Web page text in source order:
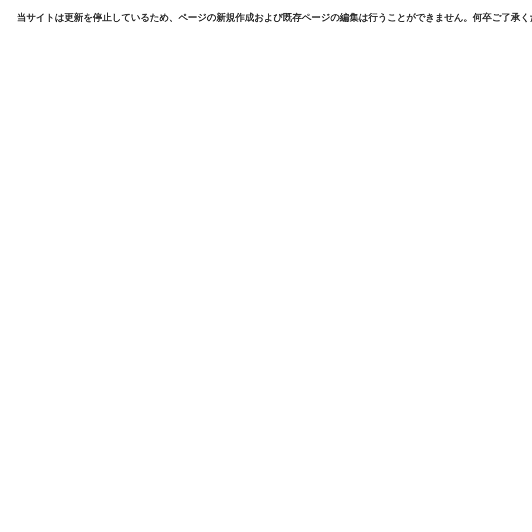
当サイトは更新を停止しているため、ページの新規作成および既存ページの編集は行うことができません。何卒ご了承